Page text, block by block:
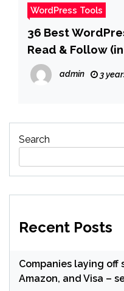
WordPress Tools
36 Best
Read & Follow
admin 3
Search
Recent Posts
Companies laying off
Amazon, and Visa –